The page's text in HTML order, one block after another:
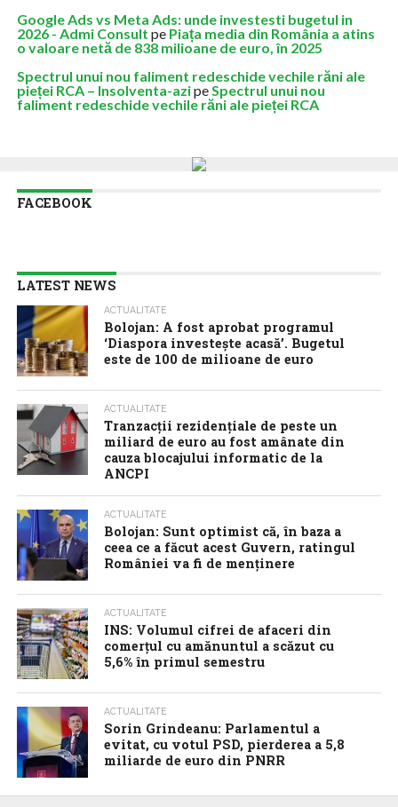
Google Ads vs Meta Ads: unde investesti bugetul in
2026 - Admi Consult pe Piața media din România a atins
o valoare netă de 838 milioane de euro, în 2025
Spectrul unui nou faliment redeschide vechile răni ale
pieței RCA – Insolventa-azipeSpectrul unui nou
faliment redeschide vechile răni ale pieței RCA
FACEBOOK
LATEST NEWS
ACTUALITATE
Bolojan: A fost aprobat programul
‘Diaspora investește acasă’. Bugetul
este de 100 de milioane de euro
ACTUALITATE
Tranzacții rezidențiale de peste un
miliard de euro au fost amânate din
cauza blocajului informatic de la
ANCPI
ACTUALITATE
Bolojan: Sunt optimist că, în baza a
ceea ce a făcut acest Guvern, ratingul
României va fi de menținere
ACTUALITATE
INS: Volumul cifrei de afaceri din
comerțul cu amănuntul a scăzut cu
5,6% în primul semestru
ACTUALITATE
Sorin Grindeanu: Parlamentul a
evitat, cu votul PSD, pierderea a 5,8
miliarde de euro din PNRR